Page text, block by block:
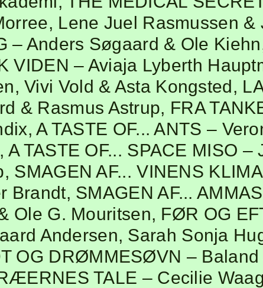
Lene Juel Rasmussen &
– Anders Søgaard & Ole Kiehn
VIDEN – Aviaja Lyberth
Vivi Vold & Asta Kongsted,
& Rasmus Astrup, FRA
,A TASTE OF... ANTS –
,A TASTE OF... SPACE MISO –
, SMAGEN AF... VINENS
Brandt, SMAGEN AF...
Ole G. Mouritsen, FØR OG
Andersen, Sarah Sonja
OG DRØMMESØVN –
TALE – Cecilie